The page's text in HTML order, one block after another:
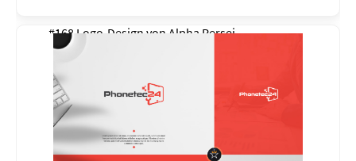
#168 Logo-Design von Alpha Persei